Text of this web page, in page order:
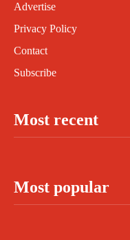
Advertise
Privacy Policy
Contact
Subscribe
Most recent
Most popular